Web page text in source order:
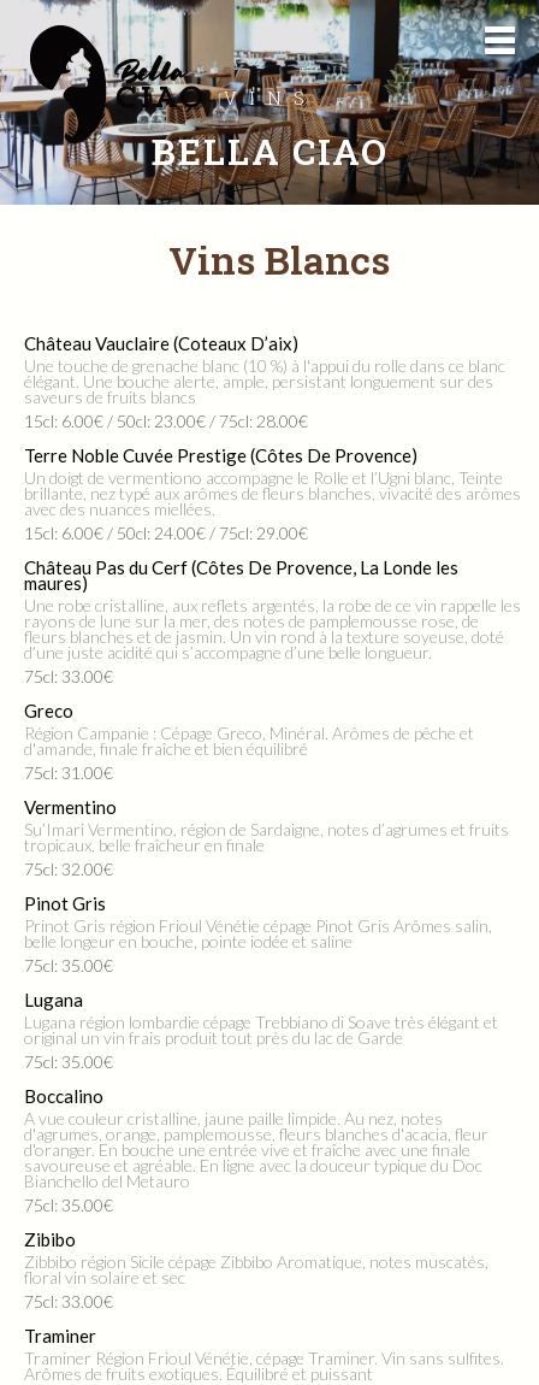
VINS
BELLA CIAO
Vins Blancs
Château Vauclaire (Coteaux D’aix)
Une touche de grenache blanc (10 %) à l'appui du rolle dans ce blanc
élégant. Une bouche alerte, ample, persistant longuement sur des
saveurs de fruits blancs
15cl: 6.00€ / 50cl: 23.00€ / 75cl: 28.00€
Terre Noble Cuvée Prestige (Côtes De Provence)
Un doigt de vermentiono accompagne le Rolle et l’Ugni blanc, Teinte
brillante, nez typé aux arômes de fleurs blanches, vivacité des arômes
avec des nuances miellées.
15cl: 6.00€ / 50cl: 24.00€ / 75cl: 29.00€
Château Pas du Cerf (Côtes De Provence, La Londe les
maures)
Une robe cristalline, aux reflets argentés, la robe de ce vin rappelle les
rayons de lune sur la mer, des notes de pamplemousse rose, de
fleurs blanches et de jasmin. Un vin rond à la texture soyeuse, doté
d’une juste acidité qui s’accompagne d’une belle longueur.
75cl: 33.00€
Greco
Région Campanie : Cépage Greco, Minéral. Arômes de pêche et
d'amande, finale fraîche et bien équilibré
75cl: 31.00€
Vermentino
Su’Imari Vermentino, région de Sardaigne, notes d’agrumes et fruits
tropicaux, belle fraîcheur en finale
75cl: 32.00€
Pinot Gris
Prinot Gris région Frioul Vénétie cépage Pinot Gris Arômes salin,
belle longeur en bouche, pointe iodée et saline
75cl: 35.00€
Lugana
Lugana région lombardie cépage Trebbiano di Soave très élégant et
original un vin frais produit tout près du lac de Garde
75cl: 35.00€
Boccalino
A vue couleur cristalline, jaune paille limpide. Au nez, notes
d'agrumes, orange, pamplemousse, fleurs blanches d'acacia, fleur
d'oranger. En bouche une entrée vive et fraîche avec une finale
savoureuse et agréable. En ligne avec la douceur typique du Doc
Bianchello del Metauro
75cl: 35.00€
Zibibo
Zibbibo région Sicile cépage Zibbibo Aromatique, notes muscatés,
floral vin solaire et sec
75cl: 33.00€
Traminer
Traminer Région Frioul Vénétie, cépage Traminer. Vin sans sulfites.
Arômes de fruits exotiques. Équilibré et puissant